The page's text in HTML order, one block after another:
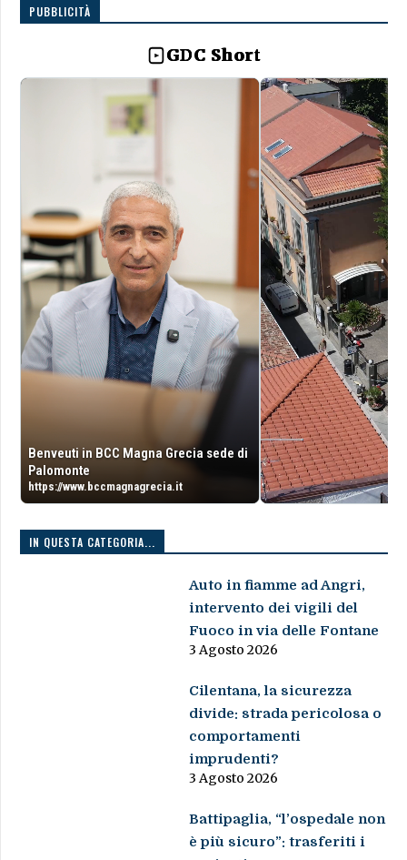
PUBBLICITÀ
GDC Short
Benveuti in BCC Magna Grecia sede di
Palomonte
https://www.bccmagnagrecia.it
IN QUESTA CATEGORIA...
Auto in fiamme ad Angri,
intervento dei vigili del
Fuoco in via delle Fontane
3 Agosto 2026
Cilentana, la sicurezza
divide: strada pericolosa o
comportamenti
imprudenti?
3 Agosto 2026
Battipaglia, “l’ospedale non
è più sicuro”: trasferiti i